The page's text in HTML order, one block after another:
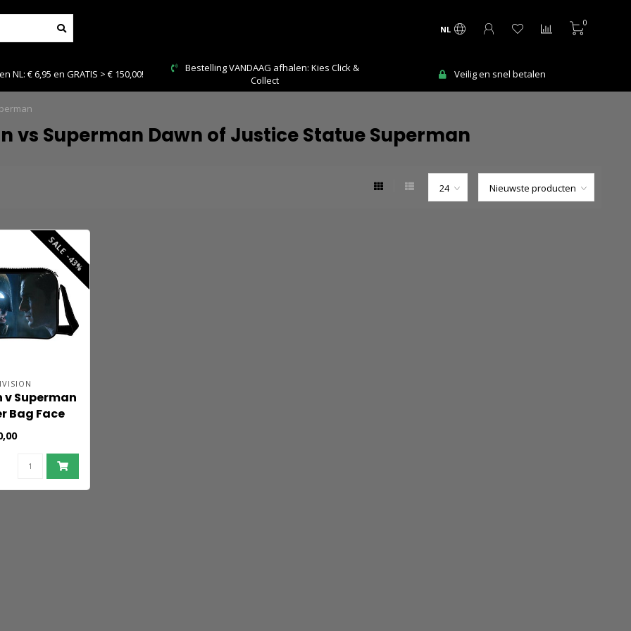
NL
0
VANDAAG afhalen: Kies Click &
Collect
Veilig en snel betalen
Ma-Vr voor 12:00 uur besteld = de volgende
werkdag in huis!
vs Superman Dawn of Justice Statue Superman
SALE -43%
Superman
Bag Face